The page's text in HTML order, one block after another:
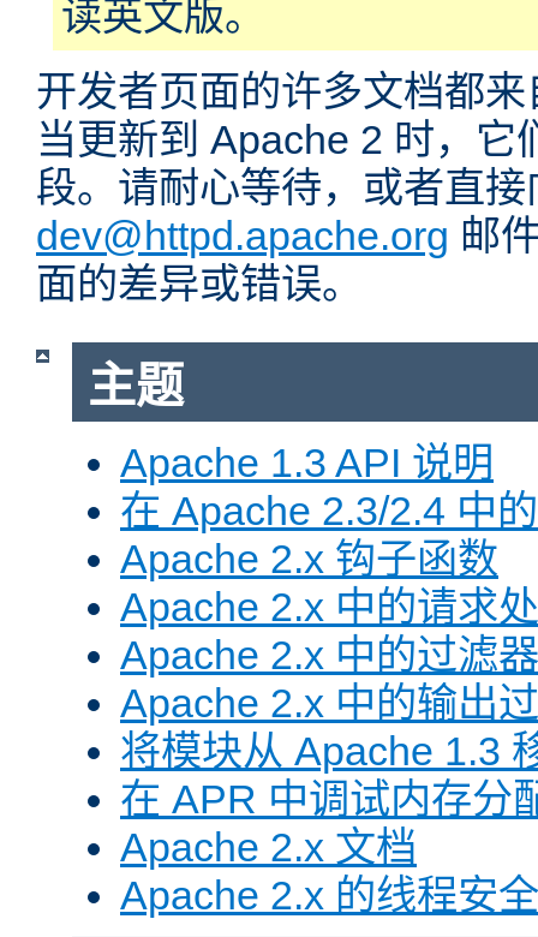
读英文版。
开发者页面的许多文档都
当更新到 Apache 2 时，它
段。请耐心等待，或者直接
dev@httpd.apache.org 邮
面的差异或错误。
主题
Apache 1.3 API 说明
在 Apache 2.3/2.4 中
Apache 2.x 钩子函数
Apache 2.x 中的请求
Apache 2.x 中的过滤器
Apache 2.x 中的输出
将模块从 Apache 1.3
在 APR 中调试内存分
Apache 2.x 文档
Apache 2.x 的线程安